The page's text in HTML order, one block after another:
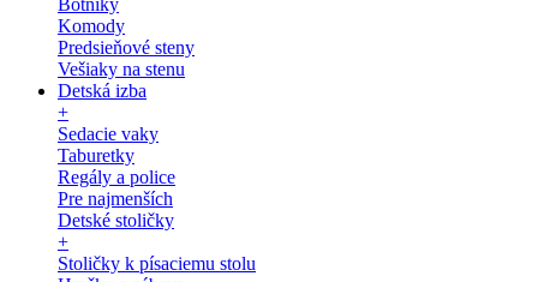
Botníky
Komody
Predsieňové steny
Vešiaky na stenu
Detská izba
+
Sedacie vaky
Taburetky
Regály a police
Pre najmenších
Detské stoličky
+
Stoličky k písaciemu stolu